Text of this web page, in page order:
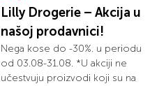
Lilly Drogerie – Akcija u
našoj prodavnici!
Nega kose do -30%. u periodu
od 03.08-31.08. *U akciji ne
učestvuju proizvodi koji su na